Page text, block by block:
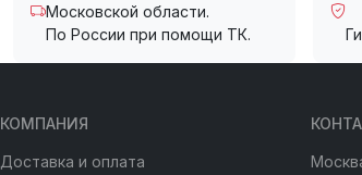
Московской области.
По России при помощи ТК.
КОМПАНИЯ
Доставка и оплата